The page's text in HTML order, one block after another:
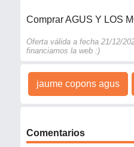
Comprar AGUS Y LOS
Oferta válida a fecha 21/12/
financiamos la web :)
jaume copons agus
Comentarios